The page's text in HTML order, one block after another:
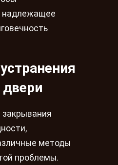
надлежащее
двери
методы
проблемы.